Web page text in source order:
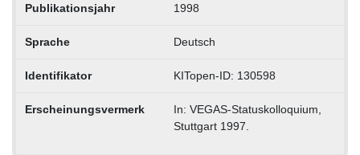
Publikationsjahr 1998
Sprache Deutsch
Identifikator KITopen-ID: 130598
Erscheinungsvermerk
In: VEGAS-Statuskolloquium,
Stuttgart 1997.